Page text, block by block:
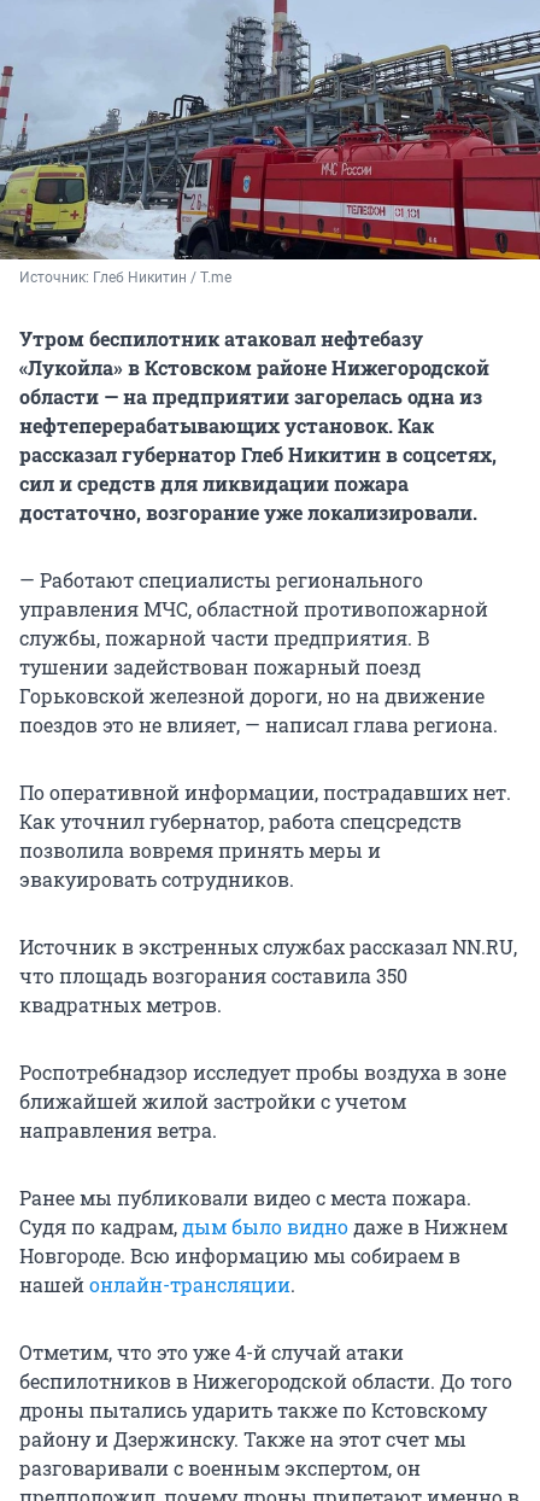
Источник: Глеб Никитин / T.me
Утром беспилотник атаковал нефтебазу
«Лукойла» в Кстовском районе Нижегородской
области — на предприятии загорелась одна из
нефтеперерабатывающих установок. Как
рассказал губернатор Глеб Никитин в соцсетях,
сил и средств для ликвидации пожара
достаточно, возгорание уже локализировали.
— Работают специалисты регионального
управления МЧС, областной противопожарной
службы, пожарной части предприятия. В
тушении задействован пожарный поезд
Горьковской железной дороги, но на движение
поездов это не влияет, — написал глава региона.
По оперативной информации, пострадавших нет.
Как уточнил губернатор, работа спецсредств
позволила вовремя принять меры и
эвакуировать сотрудников.
Источник в экстренных службах рассказал NN.RU,
что площадь возгорания составила 350
квадратных метров.
Роспотребнадзор исследует пробы воздуха в зоне
ближайшей жилой застройки с учетом
направления ветра.
Ранее мы публиковали видео с места пожара.
Судя по кадрам,дым было виднодаже в Нижнем
Новгороде. Всю информацию мы собираем в
нашейонлайн-трансляции.
Отметим, что это уже 4-й случай атаки
беспилотников в Нижегородской области. До того
дроны пытались ударить также по Кстовскому
району и Дзержинску. Также на этот счет мы
разговаривали с военным экспертом, он